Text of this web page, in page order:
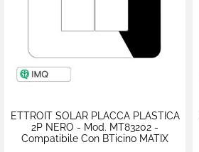
ETTROIT SOLAR PLACCA PLASTICA
2P NERO - Mod. MT83202 -
Compatibile Con BTicino MATIX